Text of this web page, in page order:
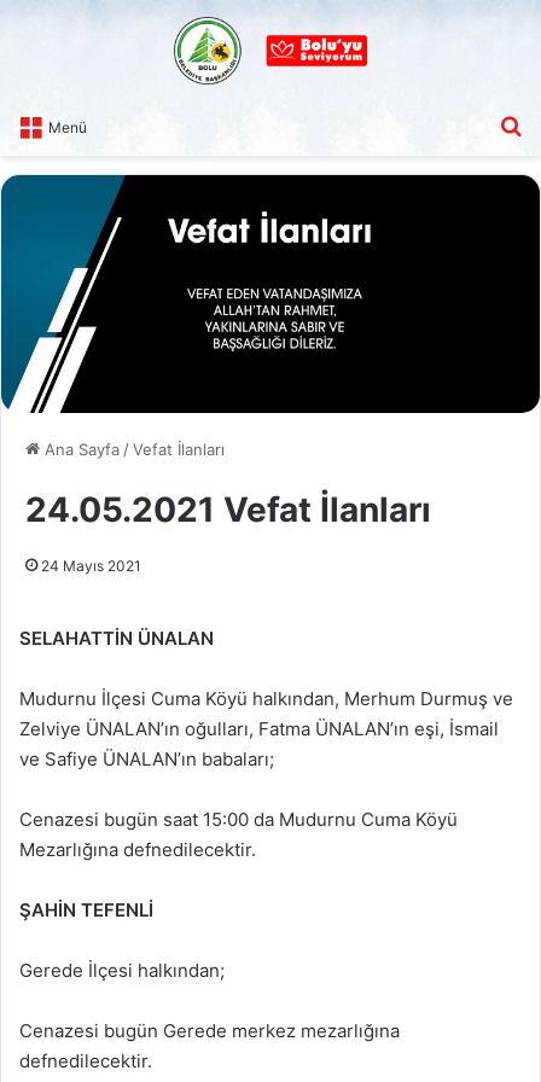
Menü
Ana Sayfa /Vefat İlanları
24.05.2021 Vefat İlanları
24 Mayıs 2021
SELAHATTİN ÜNALAN
Mudurnu İlçesi Cuma Köyü halkından, Merhum Durmuş ve
Zelviye ÜNALAN’ın oğulları, Fatma ÜNALAN’ın eşi, İsmail
ve Safiye ÜNALAN’ın babaları;
Cenazesi bugün saat 15:00 da Mudurnu Cuma Köyü
Mezarlığına defnedilecektir.
ŞAHİN TEFENLİ
Gerede İlçesi halkından;
Cenazesi bugün Gerede merkez mezarlığına
defnedilecektir.